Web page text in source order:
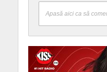
Apasă aici ca să